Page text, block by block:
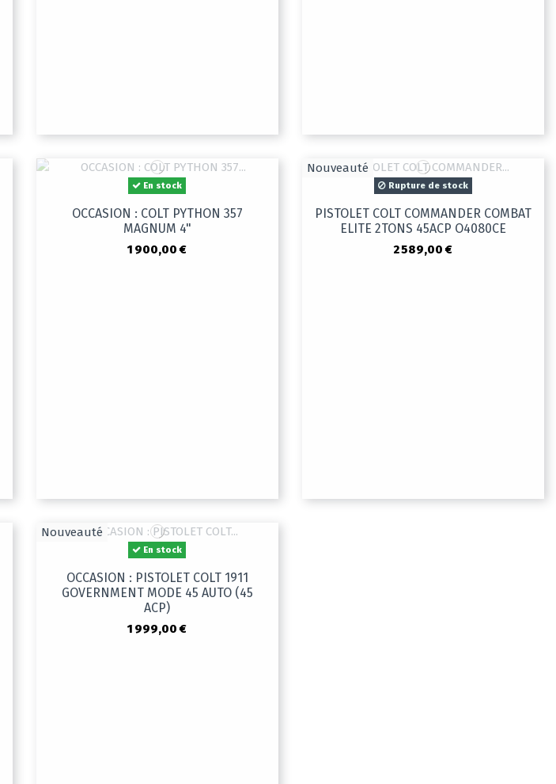
En stock
OCCASION : COLT PYTHON 357
MAGNUM 4"
1 900,00 €
Nouveauté
Rupture de stock
PISTOLET COLT COMMANDER COMBAT
ELITE 2TONS 45ACP O4080CE
2 589,00 €
Nouveauté
En stock
OCCASION : PISTOLET COLT 1911
GOVERNMENT MODE 45 AUTO (45
ACP)
1 999,00 €